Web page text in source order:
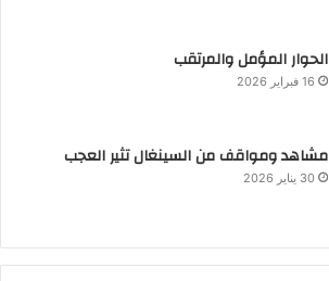
الحوار المؤمل والمرتقب
16 فبراير 2026
مشاهد ومواقف من السينغال تثير العجب
30 يناير 2026